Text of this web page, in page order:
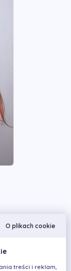
O plikach cookie
treści i reklam,